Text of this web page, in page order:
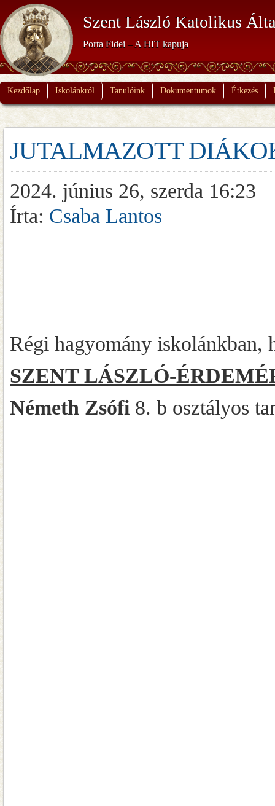
Szent László Katolikus
Porta Fidei – A HIT kapuja
Kezdőlap Iskolánkról Tanulóink Dokumentumok Étkezés
JUTALMAZOTT
2024. június 26, szerda 16:23
Írta: Csaba Lantos
Régi hagyomány iskolánkban,
SZENT LÁSZLÓ-
Németh Zsófi 8. b osztályos